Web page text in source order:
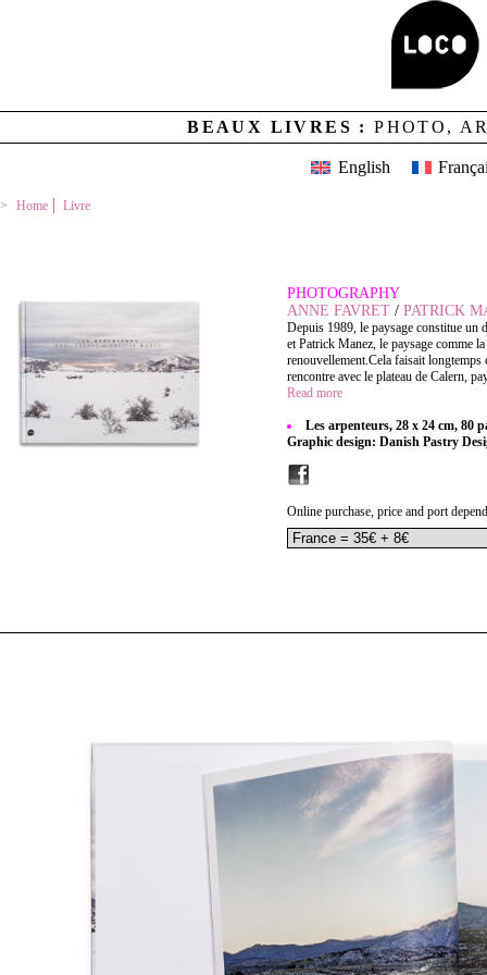
BEAUX LIVRES :PHOTO,
English
Home Livre
PHOTOGRAPHY
ANNE FAVRET / PATRICK
Depuis 1989, le paysage constitue un
et Patrick Manez, le paysage comme
renouvellement.Cela faisait longtemps
rencontre avec le plateau de Calern,
Read more
Les arpenteurs, 28 x 24 cm, 80
Graphic design: Danish Pastry
Online purchase, price and port